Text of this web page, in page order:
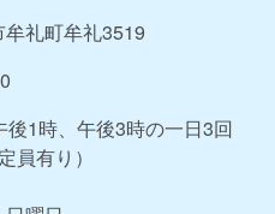
礼町牟礼3519
後1時、午後3時の一日3回
員有り）